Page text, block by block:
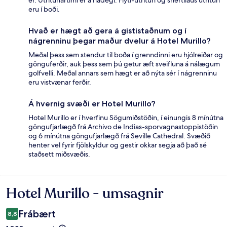
eru í boði.
Hvað er hægt að gera á gististaðnum og í
nágrenninu þegar maður dvelur á Hotel Murillo?
Meðal þess sem stendur til boða í grenndinni eru hjólreiðar og
gönguferðir, auk þess sem þú getur æft sveifluna á nálægum
golfvelli. Meðal annars sem hægt er að nýta sér í nágrenninu
eru vistvænar ferðir.
Á hvernig svæði er Hotel Murillo?
Hotel Murillo er í hverfinu Sögumiðstöðin, í einungis 8 mínútna
göngufjarlægð frá Archivo de Indias-sporvagnastoppistöðin
og 6 mínútna göngufjarlægð frá Seville Cathedral. Svæðið
henter vel fyrir fjölskyldur og gestir okkar segja að það sé
staðsett miðsvæðis.
Umsagnir
Hotel Murillo - umsagnir
8,8 Frábært